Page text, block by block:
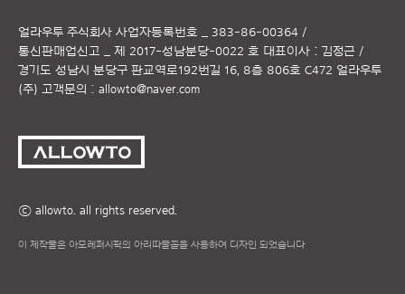
얼라우투 주식회사 사업자등록번호 _ 383-86-00364 /
통신판매업신고 _ 제 2017-성남분당-0022 호 대표이사 : 김정근 /
경기도 성남시 분당구 판교역로192번길 16, 8층 806호 C472 얼라우투
(주) 고객문의 : allowto@naver.com
ⓒ allowto. all rights reserved.
이 제작물은 아모레퍼시픽의 아리따글꼴을 사용하여 디자인 되었습니다